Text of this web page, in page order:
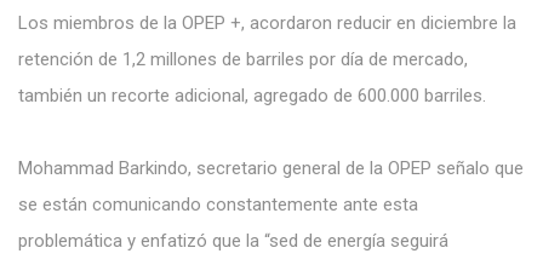
Los miembros de la OPEP +, acordaron reducir en diciembre la
retención de 1,2 millones de barriles por día de mercado,
también un recorte adicional, agregado de 600.000 barriles.
Mohammad Barkindo, secretario general de la OPEP señalo que
se están comunicando constantemente ante esta
problemática y enfatizó que la “sed de energía seguirá